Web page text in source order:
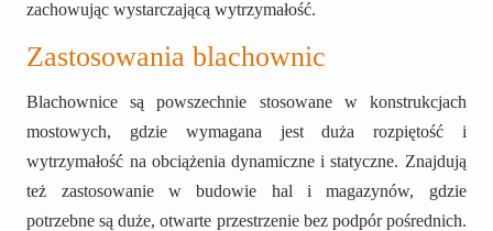
zachowując wystarczającą wytrzymałość.
Zastosowania blachownic
Blachownice są powszechnie stosowane w konstrukcjach
mostowych, gdzie wymagana jest duża rozpiętość i
wytrzymałość na obciążenia dynamiczne i statyczne. Znajdują
też zastosowanie w budowie hal i magazynów, gdzie
potrzebne są duże, otwarte przestrzenie bez podpór pośrednich.